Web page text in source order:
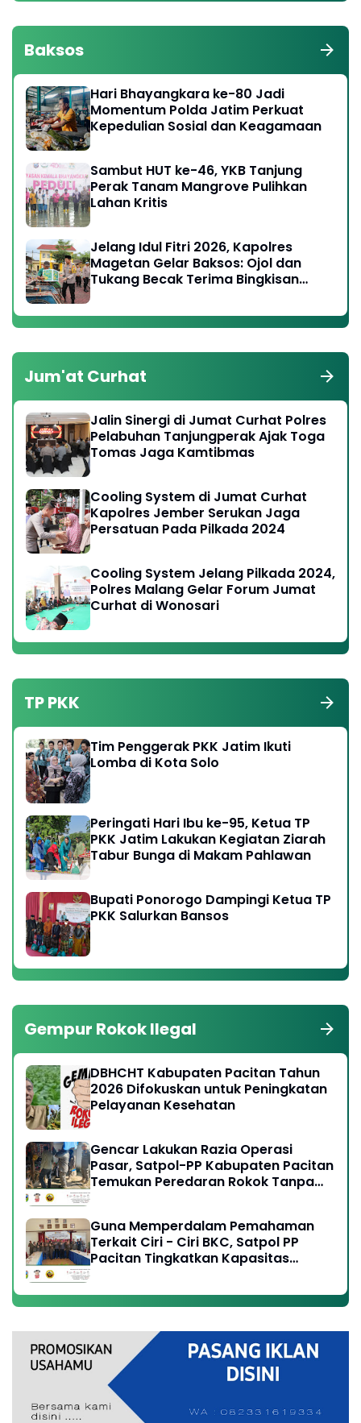
Baksos
Hari Bhayangkara ke-80 Jadi
Momentum Polda Jatim Perkuat
Kepedulian Sosial dan Keagamaan
Sambut HUT ke-46, YKB Tanjung
Perak Tanam Mangrove Pulihkan
Lahan Kritis
Jelang Idul Fitri 2026, Kapolres
Magetan Gelar Baksos: Ojol dan
Tukang Becak Terima Bingkisan
Jum'at Curhat
Jalin Sinergi di Jumat Curhat Polres
Pelabuhan Tanjungperak Ajak Toga
Tomas Jaga Kamtibmas
Cooling System di Jumat Curhat
Kapolres Jember Serukan Jaga
Persatuan Pada Pilkada 2024
Cooling System Jelang Pilkada 2024,
Polres Malang Gelar Forum Jumat
Curhat di Wonosari
TP PKK
Tim Penggerak PKK Jatim Ikuti
Lomba di Kota Solo
Peringati Hari Ibu ke-95, Ketua TP
PKK Jatim Lakukan Kegiatan Ziarah
Tabur Bunga di Makam Pahlawan
Bupati Ponorogo Dampingi Ketua TP
PKK Salurkan Bansos
Gempur Rokok Ilegal
DBHCHT Kabupaten Pacitan Tahun
2026 Difokuskan untuk Peningkatan
Pelayanan Kesehatan
Gencar Lakukan Razia Operasi
Pasar, Satpol-PP Kabupaten Pacitan
Temukan Peredaran Rokok Tanpa
Guna Memperdalam Pemahaman
Terkait Ciri - Ciri BKC, Satpol PP
Pacitan Tingkatkan Kapasitas
Ilegal